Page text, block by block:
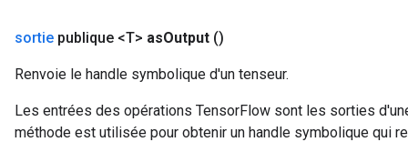
sortie publique <T> asOutput ()
Renvoie le handle symbolique d'un tenseur.
Les entrées des opérations TensorFlow sont les sorties
méthode est utilisée pour obtenir un handle symbolique qui